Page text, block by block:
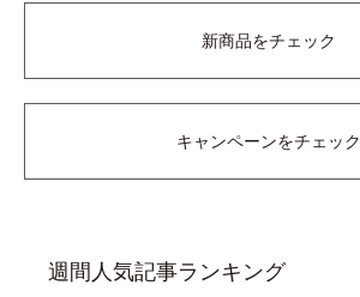
新商品をチェック
キャンペーンをチェック
週間人気記事ランキング